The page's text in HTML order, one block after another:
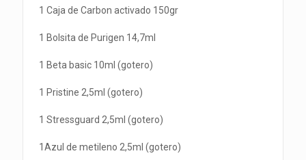
1 Caja de Carbon activado 150gr
1 Bolsita de Purigen 14,7ml
1 Beta basic 10ml (gotero)
1 Pristine 2,5ml (gotero)
1 Stressguard 2,5ml (gotero)
1Azul de metileno 2,5ml (gotero)